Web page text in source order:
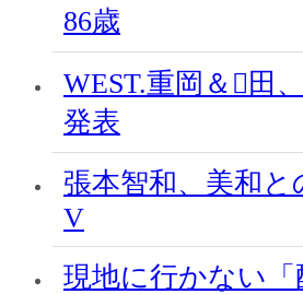
86歳
WEST.重岡＆田
発表
張本智和、美和と
V
現地に行かない